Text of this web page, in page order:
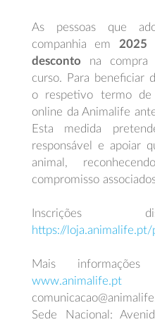
As pessoas que
companhia em 2025
desconto na compra
curso. Para beneficiar
o respetivo termo
online da Animalife
Esta medida
responsável e apoiar
animal,
compromisso
Inscrições
https://
Mais
www.animalife.pt
Sede Nacional: